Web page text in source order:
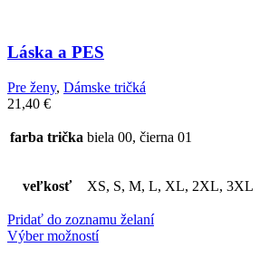
Láska a PES
Pre ženy, Dámske tričká
21,40 €
farba trička biela 00, čierna 01
veľkosť XS, S, M, L, XL, 2XL, 3XL
Pridať do zoznamu želaní
Výber možností